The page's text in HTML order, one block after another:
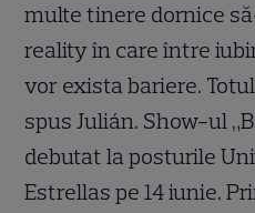
multe tinere dornice
reality în care între
vor exista bariere.
spus Julián. Show-ul
debutat la posturile
Estrellas pe 14 iunie.